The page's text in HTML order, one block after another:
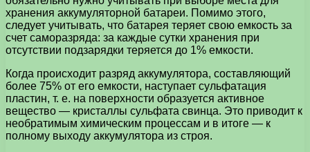
хранения аккумуляторной батареи. Помимо этого,
следует учитывать, что батарея теряет свою емкость за
счет саморазряда: за каждые сутки хранения при
отсутствии подзарядки теряется до 1% емкости.
Когда происходит разряд аккумулятора, составляющий
более 75% от его емкости, наступает сульфатация
пластин, т. е. на поверхности образуется активное
вещество — кристаллы сульфата свинца. Это приводит к
необратимым химическим процессам и в итоге — к
полному выходу аккумулятора из строя.